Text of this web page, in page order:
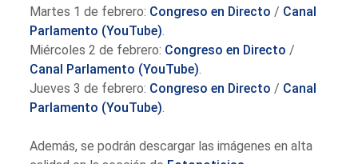
Martes 1 de febrero: Congreso en Directo / Canal
Parlamento (YouTube)
Miércoles 2 de febrero: Congreso en Directo /
Canal Parlamento (YouTube)
Jueves 3 de febrero: Congreso en Directo / Canal
Parlamento (YouTube)
Además, se podrán descargar las imágenes en alta